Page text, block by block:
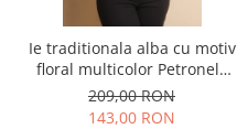
Ie traditionala alba cu motiv
floral multicolor Petronela
01
209,00 RON
143,00 RON